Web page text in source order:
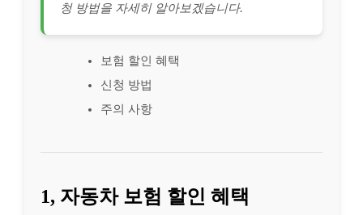
청 방법을 자세히 알아보겠습니다.
보험 할인 혜택
신청 방법
주의 사항
1, 자동차 보험 할인 혜택